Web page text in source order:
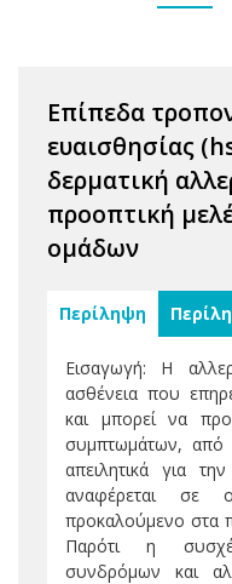
Επίπεδα
ευαισθησίας
δερματική
προοπτική
ομάδων
Περίληψη
Εισαγωγή: Η
ασθένεια που
και μπορεί να
συμπτωμάτων, από
απειλητικά για
αναφέρεται σε
προκαλούμενο στα
Παρότι η
συνδρόμων και